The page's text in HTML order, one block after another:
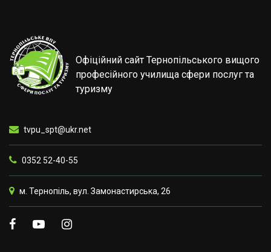
Офіційний сайт Тернопільського вищого
професійного училища сфери послуг та
туризму
tvpu_spt@ukr.net
0352 52-40-55
м. Тернопіль, вул. Замонастирська, 26